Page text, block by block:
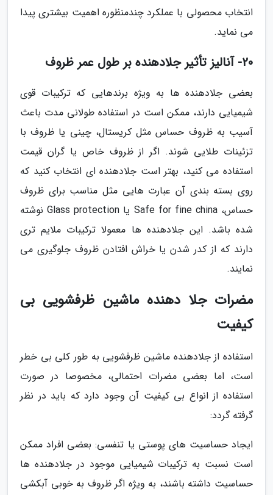
انتخاب محصولی با عملکرد چندمنظوره اهمیت بیشتری پیدا
می نماید.
20- آنالیز تأثیر جلادهنده بر طول عمر ظروف
بعضی جلادهنده ها به ویژه برندهایی که ترکیبات قوی
شیمیایی دارند، ممکن است در استفاده طولانی مدت باعث
آسیب به ظروف حساس مثل کریستال، چینی یا ظروف با
تزئینات طلایی شوند. اگر از ظروف خاص یا گران قیمت
استفاده می کنید، بهتر است جلادهنده ای انتخاب کنید که
روی بسته بندی آن عبارت هایی مثل مناسب برای ظروف
حساس، Safe for fine china یا Glass protection نوشته
شده باشد. این جلادهنده ها معمولا ترکیبات ملایم تری
دارند که از کدر شدن یا خراش افتادن ظروف جلوگیری می
نمایند.
مضرات جلا دهنده ماشین ظرفشویی بی
کیفیت
استفاده از جلادهنده ماشین ظرفشویی به طور کلی بی خطر
است، اما بعضی مضرات احتمالی، مخصوصا در صورت
استفاده از انواع بی کیفیت آن وجود دارد که باید در نظر
گرفته گردد:
ایجاد حساسیت های پوستی یا تنفسی: بعضی افراد ممکن
است نسبت به ترکیبات شیمیایی موجود در جلادهنده ها
حساسیت داشته باشند، به ویژه اگر ظروف به خوبی آبکشی